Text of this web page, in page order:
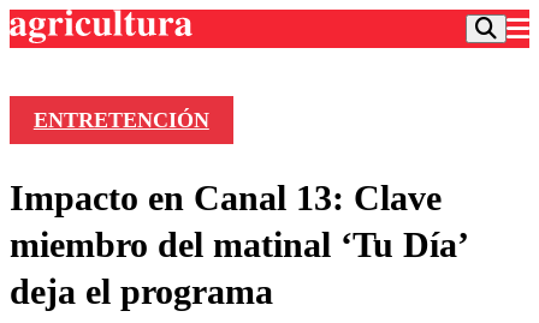
Frecuencias
Agricultura TV
Deportes
Colo Colo
Entretención
ENTRETENCIÓN
Impacto en Canal 13: Clave
miembro del matinal ‘Tu Día’
deja el programa